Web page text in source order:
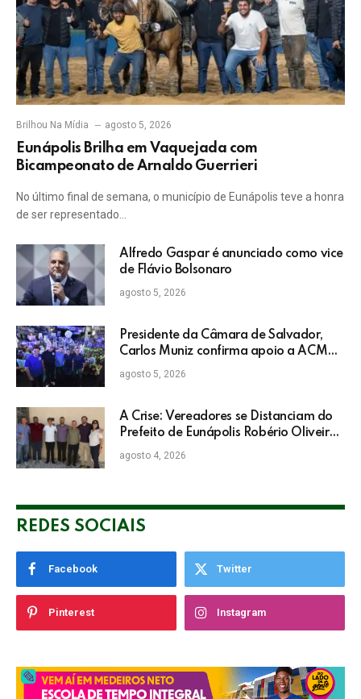
Brilhou Na Mídia agosto 5, 2026
Eunápolis Brilha em Vaquejada com
Bicampeonato de Arnaldo Guerrieri
No último final de semana, o município de Eunápolis teve a honra
de ser representado…
Alfredo Gaspar é anunciado como vice
de Flávio Bolsonaro
agosto 5, 2026
Presidente da Câmara de Salvador,
Carlos Muniz confirma apoio a ACM
Neto: “Irei lutar voto a voto na sua
campanha”
agosto 5, 2026
A Crise: Vereadores se Distanciam do
Prefeito de Eunápolis Robério Oliveira
nas Eleições
agosto 4, 2026
REDES SOCIAIS
Facebook Twitter
Pinterest Instagram